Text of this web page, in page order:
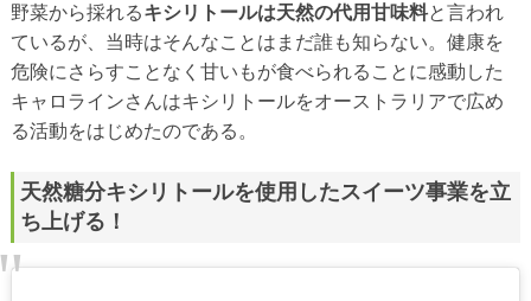
野菜から採れるキシリトールは天然の代用甘味料と言われ
ているが、当時はそんなことはまだ誰も知らない。健康を
危険にさらすことなく甘いもが食べられることに感動した
キャロラインさんはキシリトールをオーストラリアで広め
る活動をはじめたのである。
天然糖分キシリトールを使用したスイーツ事業を立
ち上げる！